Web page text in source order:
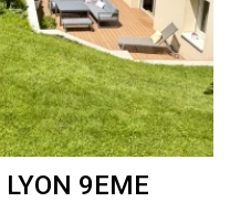
LYON 9EME